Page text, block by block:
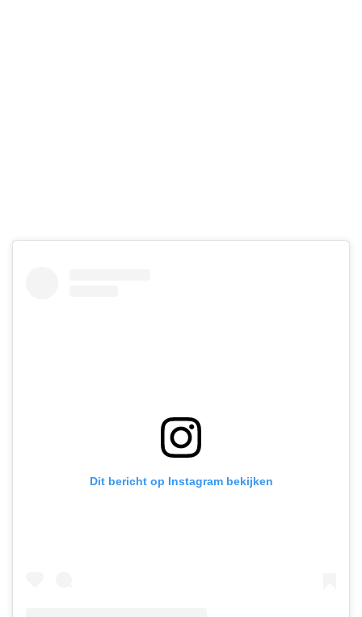
Dit bericht op Instagram bekijken